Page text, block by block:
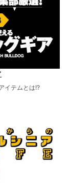
イテムとは!?